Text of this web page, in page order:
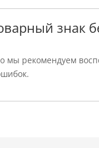
знак
мы рекомендуем